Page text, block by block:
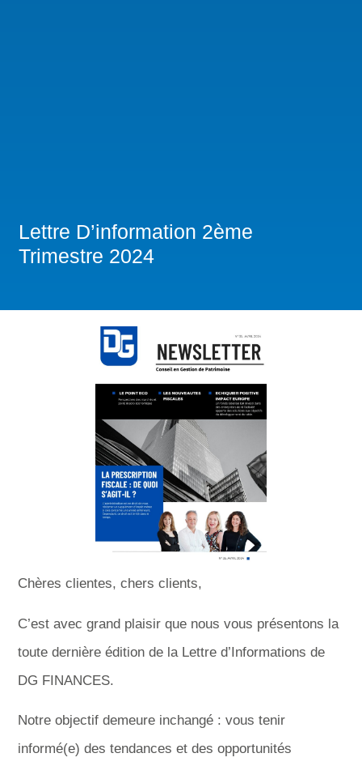
Lettre D’information 2ème
Trimestre 2024
Chères clientes, chers clients,
C’est avec grand plaisir que nous vous présentons la
toute dernière édition de la Lettre d’Informations de
DG FINANCES.
Notre objectif demeure inchangé : vous tenir
informé(e) des tendances et des opportunités